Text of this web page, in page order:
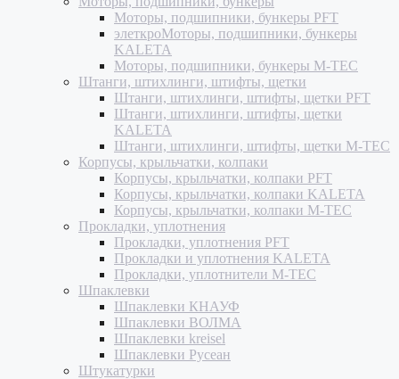
Моторы, подшипники, бункеры PFT
элеткроМоторы, подшипники, бункеры
KALETA
Моторы, подшипники, бункеры M-TEC
Штанги, штихлинги, штифты, щетки
Штанги, штихлинги, штифты, щетки PFT
Штанги, штихлинги, штифты, щетки
KALETA
Штанги, штихлинги, штифты, щетки M-TEC
Корпусы, крыльчатки, колпаки
Корпусы, крыльчатки, колпаки PFT
Корпусы, крыльчатки, колпаки KALETA
Корпусы, крыльчатки, колпаки M-TEC
Прокладки, уплотнения
Прокладки, уплотнения PFT
Прокладки и уплотнения KALETA
Прокладки, уплотнители M-TEC
Шпаклевки
Шпаклевки КНАУФ
Шпаклевки ВОЛМА
Шпаклевки kreisel
Шпаклевки Русеан
Штукатурки